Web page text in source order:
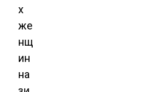
х
же
нщ
ин
на